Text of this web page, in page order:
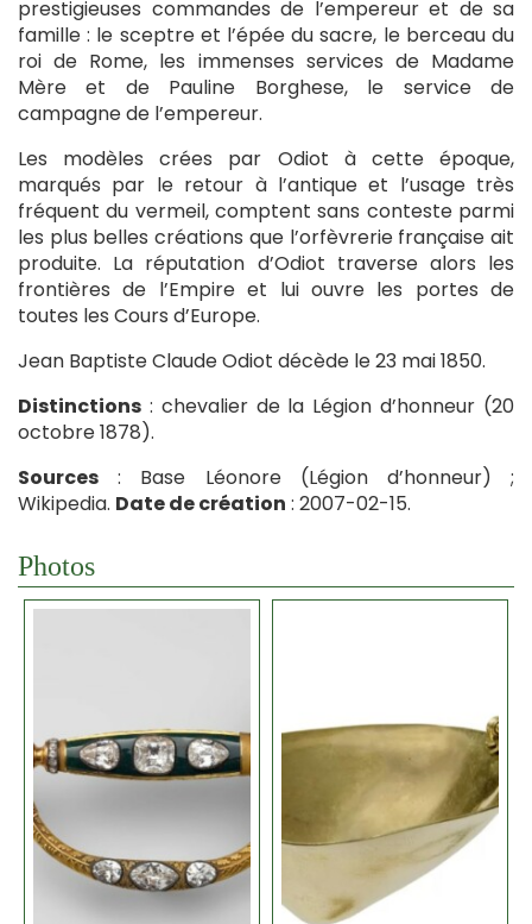
prestigieuses commandes de l’empereur et de sa
famille : le sceptre et l’épée du sacre, le berceau du
roi de Rome, les immenses services de Madame
Mère et de Pauline Borghese, le service de
campagne de l’empereur.
Les modèles crées par Odiot à cette époque,
marqués par le retour à l’antique et l’usage très
fréquent du vermeil, comptent sans conteste parmi
les plus belles créations que l’orfèvrerie française ait
produite. La réputation d’Odiot traverse alors les
frontières de l’Empire et lui ouvre les portes de
toutes les Cours d’Europe.
Jean Baptiste Claude Odiot décède le 23 mai 1850.
Distinctions : chevalier de la Légion d’honneur (20
octobre 1878).
Sources : Base Léonore (Légion d’honneur) ;
Wikipedia. Date de création : 2007-02-15.
Photos